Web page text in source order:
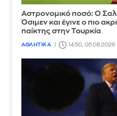
Αστρονομικό ποσό: Ο
Όσιμεν και έγινε ο πιο
παίκτης στην Τουρκία
ΑΘΛΗΤΙΚΑ 14:50, 05.08.2026